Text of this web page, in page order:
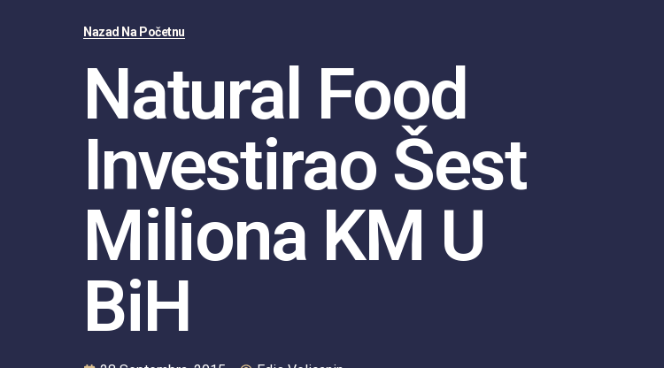
Nazad Na Početnu
Natural Food
Investirao Šest
Miliona KM U
BiH